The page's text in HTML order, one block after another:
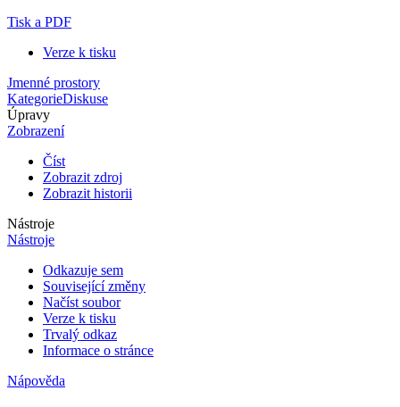
Tisk a PDF
Verze k tisku
Jmenné prostory
KategorieDiskuse
Úpravy
Zobrazení
Číst
Zobrazit zdroj
Zobrazit historii
Nástroje
Nástroje
Odkazuje sem
Související změny
Načíst soubor
Verze k tisku
Trvalý odkaz
Informace o stránce
Nápověda